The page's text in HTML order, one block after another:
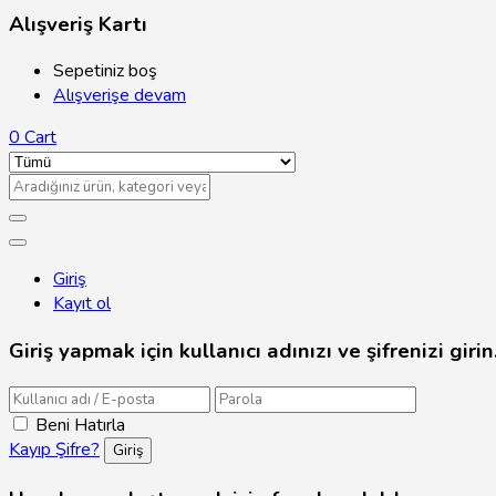
Alışveriş Kartı
Sepetiniz boş
Alışverişe devam
0Cart
Giriş
Kayıt ol
Giriş yapmak için kullanıcı adınızı ve şifrenizi
Beni Hatırla
Kayıp Şifre?